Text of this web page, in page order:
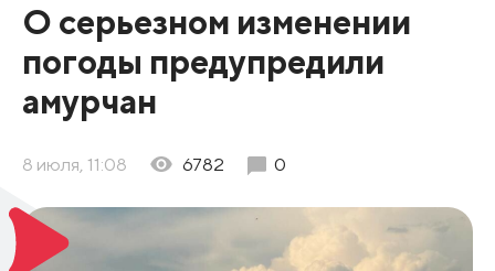
О серьезном изменении
погоды предупредили
амурчан
8 июля, 11:08 6782 0